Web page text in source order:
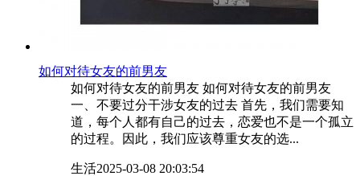
​如何对待女友的前男友
如何对待女友的前男友 如何对待女友的前男友
一、不要过分干涉女友的过去 首先，我们需要知
道，每个人都有自己的过去，恋爱也不是一个孤立
的过程。因此，我们应该尊重女友的选...
生活2025-03-08 20:03:54